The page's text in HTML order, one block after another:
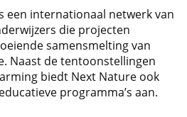
een internationaal netwerk van
die projecten
samensmelting van
Naast de tentoonstellingen
biedt Next Nature ook
programma’s aan.